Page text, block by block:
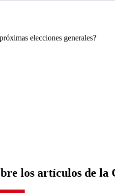
elecciones generales?
los artículos de la